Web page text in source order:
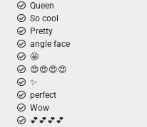
Queen
So cool
Pretty
angle face
🤩
😍😍😍😍
✨
perfect
Wow
💕💕💕💕